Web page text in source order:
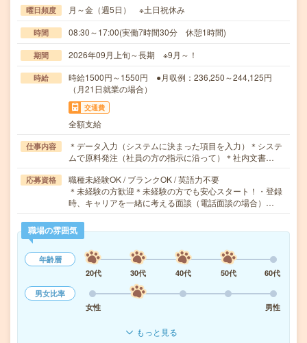
曜日頻度 月～金（週5日） ※土日祝休み
時間 08:30～17:00(実働7時間30分 休憩1時間)
期間 2026年09月上旬～長期 ※9月～！
時給
時給1500円～1550円 ●月収例：236,250～244,125円
（月21日就業の場合）
交通費
全額支給
仕事内容
＊データ入力（システムに決まった項目を入力）＊システ
ムで原料発注（社員の方の指示に沿って）＊社内文書…
応募資格
職種未経験OK / ブランクOK / 英語力不要
＊未経験の方歓迎＊未経験の方でも安心スタート！・登録
時、キャリアを一緒に考える面談（電話面談の場合）…
職場の雰囲気
年齢層
20代
30代 40代 50代
60代
男女比率
女性
男性
もっと見る